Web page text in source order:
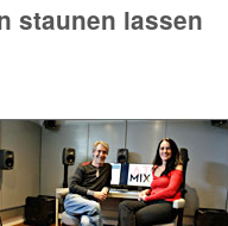
staunen lassen